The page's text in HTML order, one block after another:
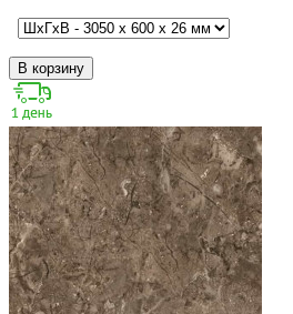
В корзину